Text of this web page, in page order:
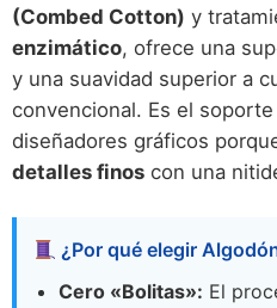
(Combed Cotton) y
enzimático, ofrece una
y una suavidad superior a
convencional. Es el
diseñadores gráficos
detalles finos con una
¿Por qué elegir
Cero «Bolitas»: El